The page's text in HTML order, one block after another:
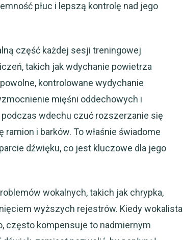
płuc i lepszą kontrolę nad jego
część każdej sesji treningowej
takich jak wdychanie powietrza
kontrolowane wydychanie
mięśni oddechowych i
wdechu czuć rozszerzanie się
i barków. To właśnie świadome
dźwięku, co jest kluczowe dla jego
wokalnych, takich jak chrypka,
wyższych rejestrów. Kiedy wokalista
często kompensuje to nadmiernym